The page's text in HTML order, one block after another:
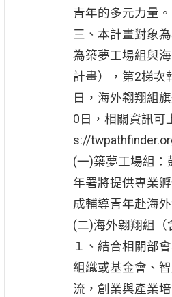
青年的多元力量。
三、本計畫對象
為築夢工場組與
計畫），第2梯次
日，海外翱翔組
0日，相關資訊可
s://
(一)築夢工場組：
年署將提供專業
成輔導青年赴海
(二)海外翱翔組（
１、結合相關部
組織或基金會、
流，創業與產業